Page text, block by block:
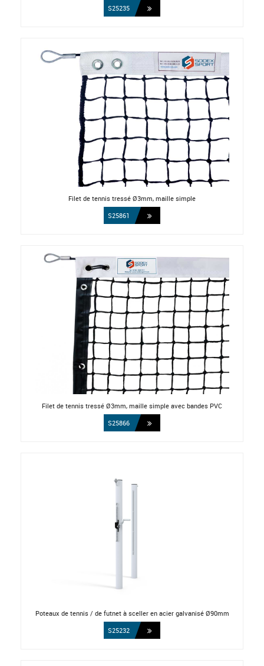
S25235
Filet de tennis tressé Ø3mm, maille simple
S25861
Filet de tennis tressé Ø3mm, maille simple avec bandes PVC
S25866
Poteaux de tennis / de futnet à sceller en acier galvanisé Ø90mm
S25232